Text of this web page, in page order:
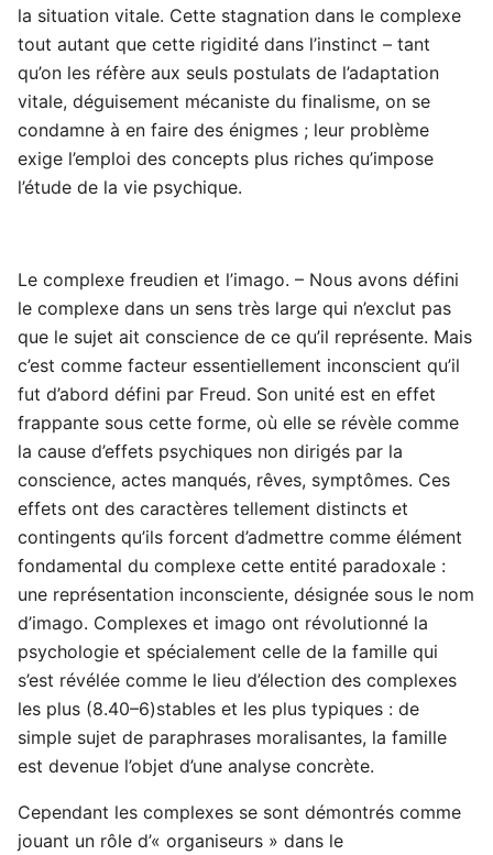
la situation vitale. Cette stagnation dans le complexe
tout autant que cette rigidité dans l’instinct – tant
qu’on les réfère aux seuls postulats de l’adaptation
vitale, déguisement mécaniste du finalisme, on se
condamne à en faire des énigmes ; leur problème
exige l’emploi des concepts plus riches qu’impose
l’étude de la vie psychique.
Le complexe freudien et l’imago. – Nous avons défini
le complexe dans un sens très large qui n’exclut pas
que le sujet ait conscience de ce qu’il représente. Mais
c’est comme facteur essentiellement inconscient qu’il
fut d’abord défini par Freud. Son unité est en effet
frappante sous cette forme, où elle se révèle comme
la cause d’effets psychiques non dirigés par la
conscience, actes manqués, rêves, symptômes. Ces
effets ont des caractères tellement distincts et
contingents qu’ils forcent d’admettre comme élément
fondamental du complexe cette entité paradoxale :
une représentation inconsciente, désignée sous le nom
d’imago. Complexes et imago ont révolutionné la
psychologie et spécialement celle de la famille qui
s’est révélée comme le lieu d’élection des complexes
les plus (8.40–6)stables et les plus typiques : de
simple sujet de paraphrases moralisantes, la famille
est devenue l’objet d’une analyse concrète.
Cependant les complexes se sont démontrés comme
jouant un rôle d’« organiseurs » dans le